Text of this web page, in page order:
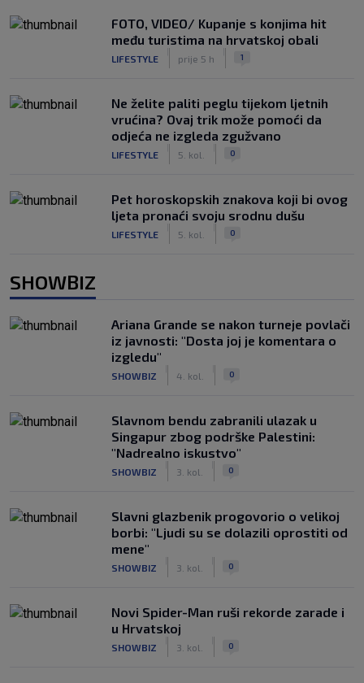
FOTO, VIDEO/ Kupanje s konjima hit
među turistima na hrvatskoj obali
LIFESTYLE prije 5 h 1
Ne želite paliti peglu tijekom ljetnih
vrućina? Ovaj trik može pomoći da
odjeća ne izgleda zgužvano
LIFESTYLE 5. kol. 0
Pet horoskopskih znakova koji bi ovog
ljeta pronaći svoju srodnu dušu
LIFESTYLE 5. kol. 0
SHOWBIZ
Ariana Grande se nakon turneje povlači
iz javnosti: "Dosta joj je komentara o
izgledu"
SHOWBIZ 4. kol. 0
Slavnom bendu zabranili ulazak u
Singapur zbog podrške Palestini:
"Nadrealno iskustvo"
SHOWBIZ 3. kol. 0
Slavni glazbenik progovorio o velikoj
borbi: "Ljudi su se dolazili oprostiti od
mene"
SHOWBIZ 3. kol. 0
Novi Spider-Man ruši rekorde zarade i
u Hrvatskoj
SHOWBIZ 3. kol. 0